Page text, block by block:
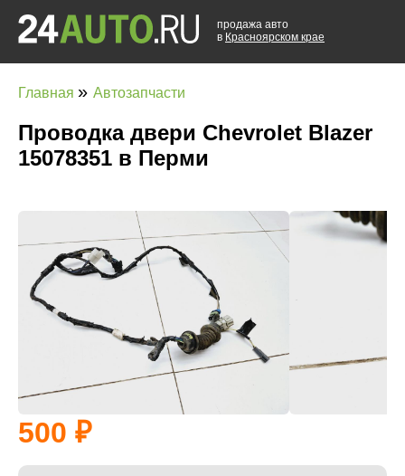
продажа авто
в Красноярском крае
Главная » Автозапчасти
Проводка двери Chevrolet Blazer
15078351 в Перми
500